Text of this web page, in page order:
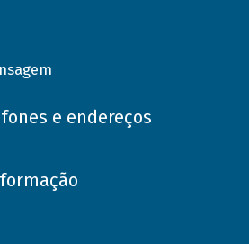
e endereços